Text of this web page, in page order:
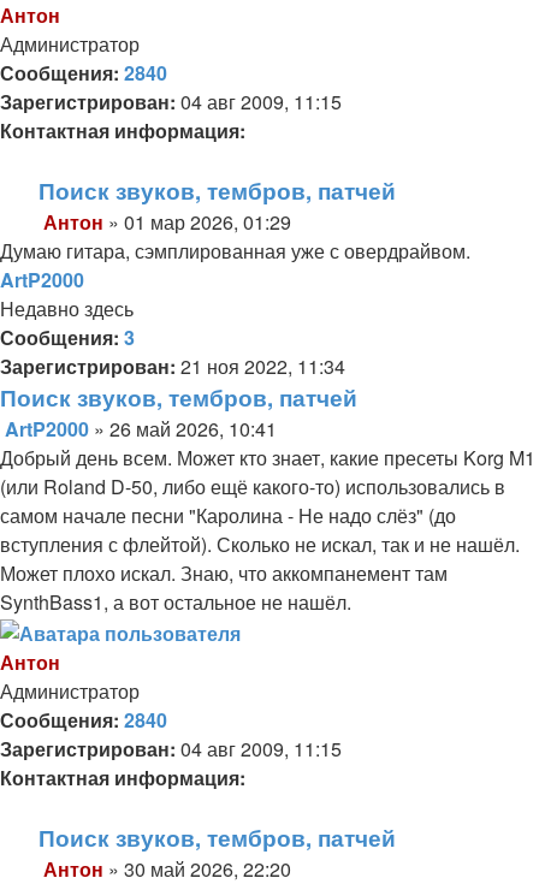
Антон
Администратор
Сообщения: 2840
Зарегистрирован: 04 авг 2009, 11:15
Контактная информация:
Контактная
информация
пользователя
Антон
Поиск звуков, тембров, патчей
Сообщение
Антон » 01 мар 2026, 01:29
Думаю гитара, сэмплированная уже с овердрайвом.
ArtP2000
Недавно здесь
Сообщения: 3
Зарегистрирован: 21 ноя 2022, 11:34
Поиск звуков, тембров, патчей
Сообщение
ArtP2000 » 26 май 2026, 10:41
Добрый день всем. Может кто знает, какие пресеты Korg M1
(или Roland D-50, либо ещё какого-то) использовались в
самом начале песни "Каролина - Не надо слёз" (до
вступления с флейтой). Сколько не искал, так и не нашёл.
Может плохо искал. Знаю, что аккомпанемент там
SynthBass1, а вот остальное не нашёл.
Антон
Администратор
Сообщения: 2840
Зарегистрирован: 04 авг 2009, 11:15
Контактная информация:
Контактная
информация
Поиск звуков, тембров, патчей
Антон » 30 май 2026, 22:20